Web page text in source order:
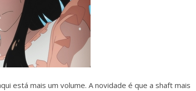
está mais um volume. A novidade é que a shaft mais